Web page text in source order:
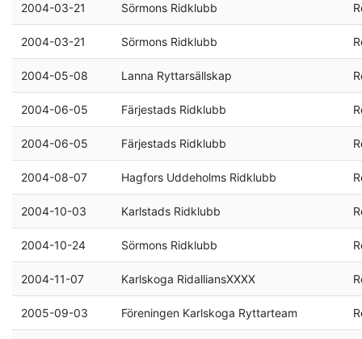
2004-03-21 Sörmons Ridklubb
2004-03-21 Sörmons Ridklubb
2004-05-08 Lanna Ryttarsällskap
2004-06-05 Färjestads Ridklubb
2004-06-05 Färjestads Ridklubb
2004-08-07 Hagfors Uddeholms Ridklubb
2004-10-03 Karlstads Ridklubb
2004-10-24 Sörmons Ridklubb
2004-11-07 Karlskoga RidalliansXXXX
2005-09-03 Föreningen Karlskoga Ryttarteam